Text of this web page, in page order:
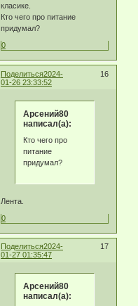
класике.
Кто чего про питание
придумал?
0
Поделиться 16
2024-
01-26 23:33:52
Арсений80
написал(а):
Кто чего про
питание
придумал?
Лента.
0
Поделиться 17
2024-
01-27 01:35:47
Арсений80
написал(а):